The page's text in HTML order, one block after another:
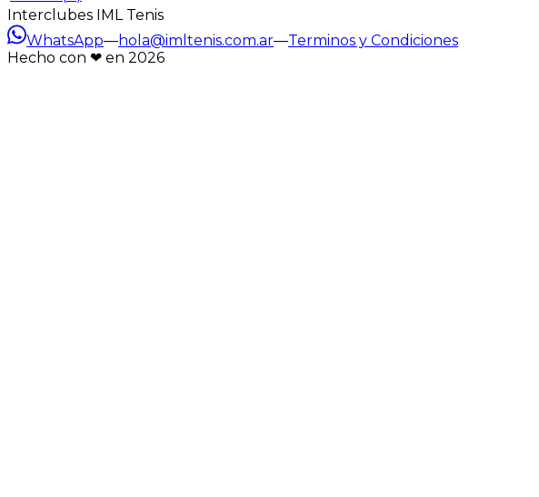
Interclubes IML Tenis
WhatsApp—hola@imltenis.com.ar—Terminos y Condiciones
Hecho con ❤︎ en 2026